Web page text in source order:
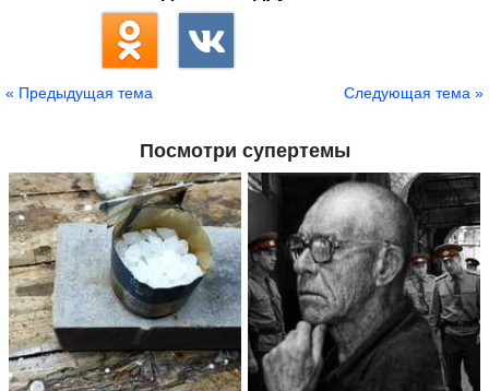
« Предыдущая тема Следующая тема »
Посмотри супертемы